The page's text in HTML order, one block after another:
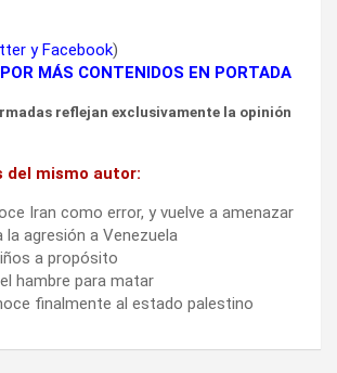
y Facebook)
POR MÁS CONTENIDOS EN PORTADA
reflejan exclusivamente la opinión
del mismo autor:
Iran como error, y vuelve a amenazar
la agresión a Venezuela
a propósito
hambre para matar
finalmente al estado palestino